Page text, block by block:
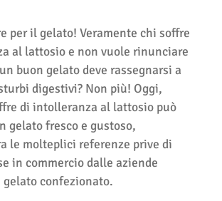
per il gelato! Veramente chi soffre
al lattosio e non vuole rinunciare
buon gelato deve rassegnarsi a
digestivi? Non più! Oggi,
di intolleranza al lattosio può
gelato fresco e gustoso,
le molteplici referenze prive di
in commercio dalle aziende
confezionato.